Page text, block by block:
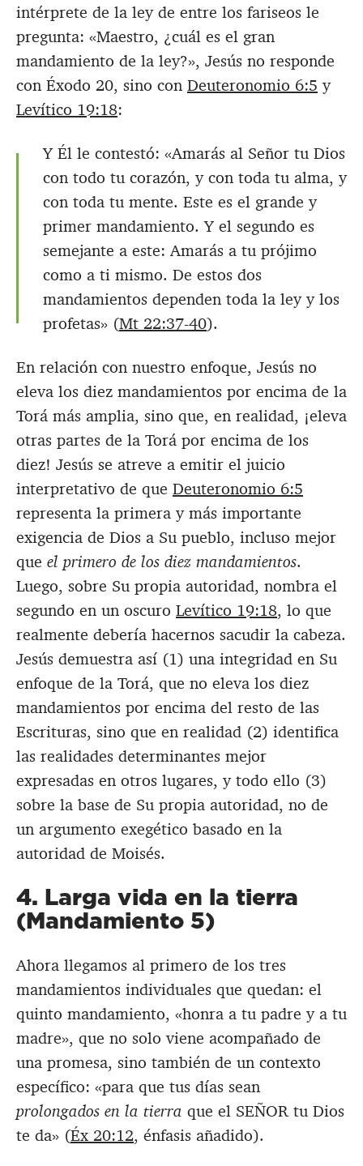
intérprete de la ley de entre los fariseos le
pregunta: «Maestro, ¿cuál es el gran
mandamiento de la ley?», Jesús no responde
con Éxodo 20, sino con Deuteronomio 6:5 y
Levítico 19:18:
Y Él le contestó: «Amarás al Señor tu Dios
con todo tu corazón, y con toda tu alma, y
con toda tu mente. Este es el grande y
primer mandamiento. Y el segundo es
semejante a este: Amarás a tu prójimo
como a ti mismo. De estos dos
mandamientos dependen toda la ley y los
profetas» (Mt 22:37-40).
En relación con nuestro enfoque, Jesús no
eleva los diez mandamientos por encima de la
Torá más amplia, sino que, en realidad, ¡eleva
otras partes de la Torá por encima de los
diez! Jesús se atreve a emitir el juicio
interpretativo de que Deuteronomio 6:5
representa la primera y más importante
exigencia de Dios a Su pueblo, incluso mejor
que el primero de los diez mandamientos.
Luego, sobre Su propia autoridad, nombra el
segundo en un oscuro Levítico 19:18, lo que
realmente debería hacernos sacudir la cabeza.
Jesús demuestra así (1) una integridad en Su
enfoque de la Torá, que no eleva los diez
mandamientos por encima del resto de las
Escrituras, sino que en realidad (2) identifica
las realidades determinantes mejor
expresadas en otros lugares, y todo ello (3)
sobre la base de Su propia autoridad, no de
un argumento exegético basado en la
autoridad de Moisés.
4. Larga vida en la tierra
(Mandamiento 5)
Ahora llegamos al primero de los tres
mandamientos individuales que quedan: el
quinto mandamiento, «honra a tu padre y a tu
madre», que no solo viene acompañado de
una promesa, sino también de un contexto
específico: «para que tus días sean
prolongados en la tierra que el SEÑOR tu Dios
te da» (Éx 20:12, énfasis añadido).